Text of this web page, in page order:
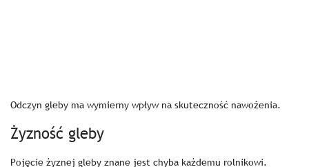
Odczyn gleby ma wymierny wpływ na skuteczność nawożenia.
Żyzność gleby
Pojęcie żyznej gleby znane jest chyba każdemu rolnikowi.